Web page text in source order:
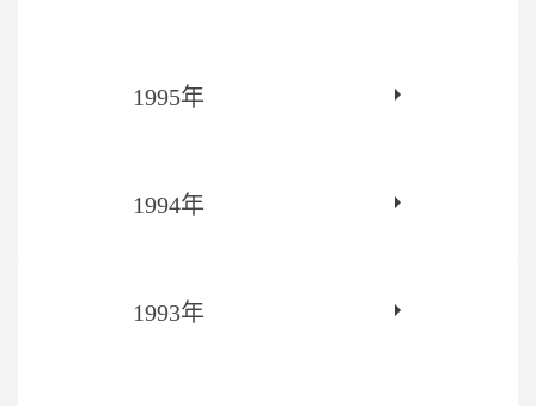
1995年
1994年
1993年